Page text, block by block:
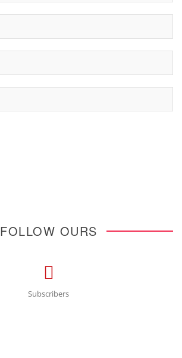
FOLLOW OURS
Subscribers